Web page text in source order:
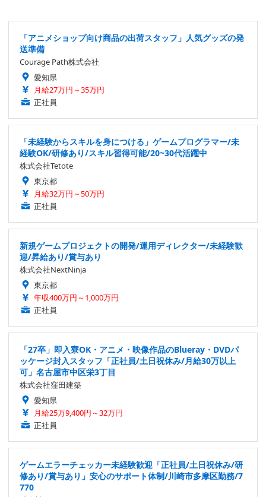
「アニメショップ向け商品の出荷スタッフ」人気グッズの発
送準備
Courage Path株式会社
愛知県
月給27万円～35万円
正社員
「未経験からスキルを身につける」ゲームプログラマー/未
経験OK/研修あり/スキル習得可能/20~30代活躍中
株式会社Tetote
東京都
月給32万円～50万円
正社員
新規ゲームプロジェクトの開発/運用ディレクター/未経験歓
迎/昇給あり/賞与あり
株式会社NextNinja
東京都
年収400万円～1,000万円
正社員
「27卒」即入寮OK・アニメ・映像作品のBlueray・DVDパ
ッケージ封入スタッフ「正社員/土日祝休み/月給30万以上
可」名古屋市中区栄3丁目
株式会社窪田建築
愛知県
月給25万9,400円～32万円
正社員
ゲームエラーチェッカー未経験歓迎「正社員/土日祝休み/研
修あり/賞与あり」安心のサポート体制/川崎市多摩区勤務/7
770